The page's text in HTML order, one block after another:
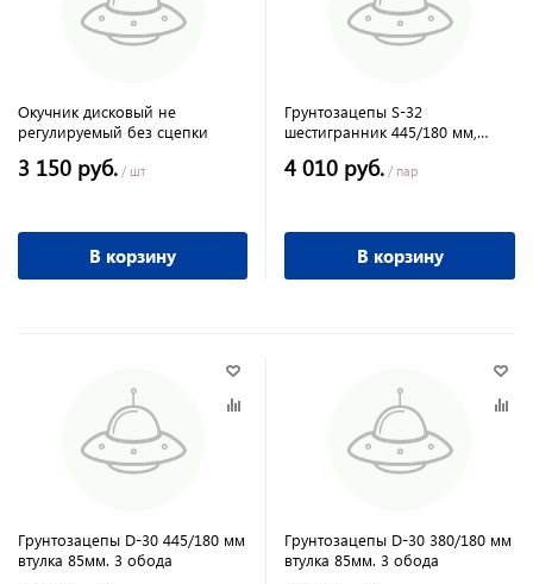
Окучник дисковый не
регулируемый без сцепки
3 150 руб. / шт
В корзину
Грунтозацепы S-32
шестигранник 445/180 мм,
4 010 руб. / пар
В корзину
Грунтозацепы D-30 445/180 мм
втулка 85мм. 3 обода
Грунтозацепы D-30 380/180 мм
втулка 85мм. 3 обода